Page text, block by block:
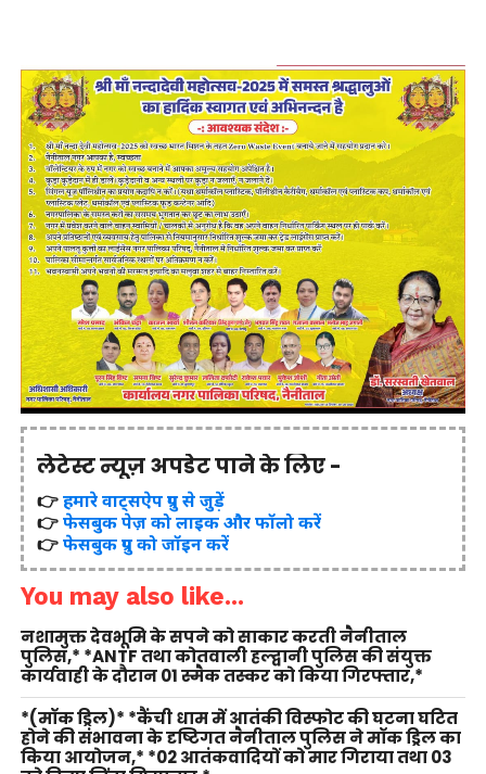
लेटेस्ट न्यूज़ अपडेट पाने के लिए -
👉हमारे वाट्सऐप ग्रुप से जुड़ें
👉फेसबुक पेज़ को लाइक और फॉलो करें
👉फेसबुक ग्रुप को जॉइन करें
You may also like...
नशामुक्त देवभूमि के सपने को साकार करती नैनीताल
पुलिस,* *ANTF तथा कोतवाली हल्द्वानी पुलिस की संयुक्त
कार्यवाही के दौरान 01 स्मैक तस्कर को किया गिरफ्तार,*
*(मॉक ड्रिल)* *कैंची धाम में आतंकी विस्फोट की घटना घटित
होने की संभावना के दृष्टिगत नैनीताल पुलिस ने मॉक ड्रिल का
किया आयोजन,* *02 आतंकवादियों को मार गिराया तथा 03